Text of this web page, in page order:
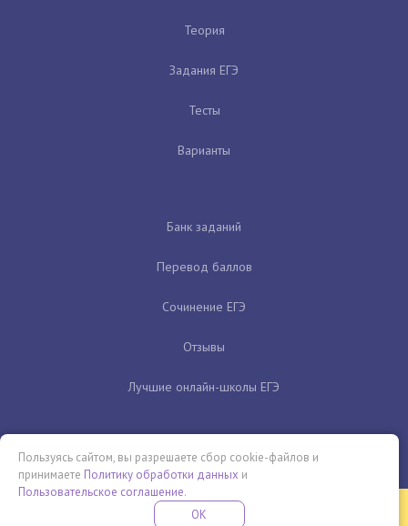
Теория
Задания ЕГЭ
Тесты
Варианты
Банк заданий
Перевод баллов
Сочинение ЕГЭ
Отзывы
Лучшие онлайн-школы ЕГЭ
Бесплатная летняя школа
Пользуясь сайтом, вы разрешаете сбор cookie-файлов и
принимаете Политику обработки данных и
Пользовательское соглашение.
OK